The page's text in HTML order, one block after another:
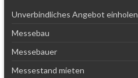
Unverbindliches Angebot einholen
Messebau
Messebauer
Messestand mieten